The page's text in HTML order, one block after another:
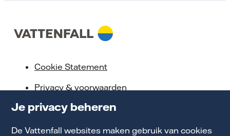
Je privacy beheren
De Vattenfall websites maken gebruik van cookies
Cookie Statement
Privacy & voorwaarden
Klokkenluidersregeling
Toegankelijkheid